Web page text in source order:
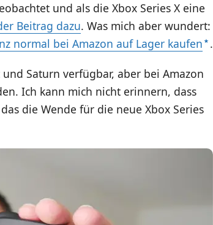
und als die Xbox Series X eine
Beitrag dazu. Was mich aber wundert:
normal bei Amazon auf Lager kaufen .
Saturn verfügbar, aber bei Amazon
Ich kann mich nicht erinnern, dass
die Wende für die neue Xbox Series